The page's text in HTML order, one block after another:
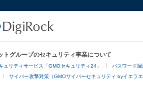
トグループのセキュリティ事業について
ュリティサービス「GMOセキュリティ24」 パスワード
サイバー攻撃対策（GMOサイバーセキュリティ byイエラエ